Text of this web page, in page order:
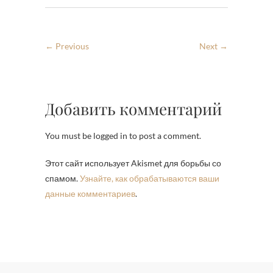
← Previous Next →
Добавить комментарий
You must be logged in to post a comment.
Этот сайт использует Akismet для борьбы со
спамом.Узнайте, как обрабатываются ваши
данные комментариев.